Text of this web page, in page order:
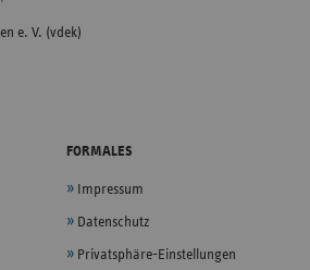
e. V. (vdek)
FORMALES
Impressum
Datenschutz
Privatsphäre-Einstellungen